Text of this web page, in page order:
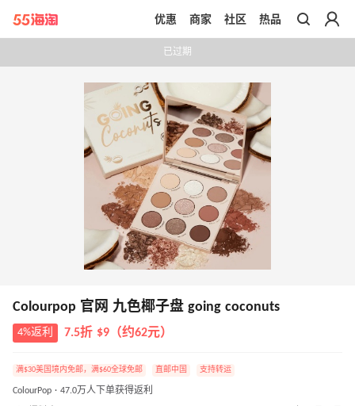
带你去官网买正品
优惠 商家 社区 热品
已过期
Colourpop 官网 九色椰子盘 going coconuts
4%返利 7.5折 $9（约62元）
满$30美国境内免邮，满$60全球免邮 直邮中国 支持转运
ColourPop · 47.0万人下单获得返利